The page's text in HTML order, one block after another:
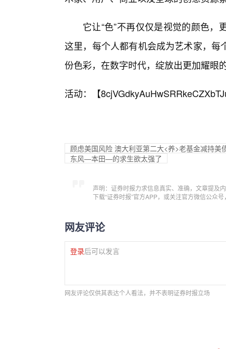
它让“色”不再仅仅是视觉的颜色
这里，每个人都有机会成为艺术家，
份色彩，在数字时代，绽放出更加耀眼
活动：【
顾虑美国风险 澳大利亚第二大<养>老基金减持美
东风—本田—的求生欲太强了
声明：证券时报力求信息真实、准确，文章提及
下载“证券时报”官方APP，或关注官方微信公众
网友评论
登录后可以发言
网友评论仅供其表达个人看法，并不表明证券时报立场